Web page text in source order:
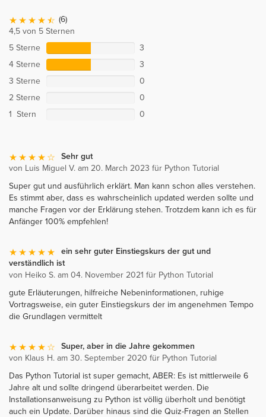
(6)
4,5 von 5 Sternen
5 Sterne
3
4 Sterne
3
3 Sterne
0
2 Sterne
0
1 Stern
0
Sehr gut
von Luis Miguel V. am 20. March 2023 für Python Tutorial
Super gut und ausführlich erklärt. Man kann schon alles verstehen.
Es stimmt aber, dass es wahrscheinlich updated werden sollte und
manche Fragen vor der Erklärung stehen. Trotzdem kann ich es für
Anfänger 100% empfehlen!
ein sehr guter Einstiegskurs der gut und
verständlich ist
von Heiko S. am 04. November 2021 für Python Tutorial
gute Erläuterungen, hilfreiche Nebeninformationen, ruhige
Vortragsweise, ein guter Einstiegskurs der im angenehmen Tempo
die Grundlagen vermittelt
Super, aber in die Jahre gekommen
von Klaus H. am 30. September 2020 für Python Tutorial
Das Python Tutorial ist super gemacht, ABER: Es ist mittlerweile 6
Jahre alt und sollte dringend überarbeitet werden. Die
Installationsanweisung zu Python ist völlig überholt und benötigt
auch ein Update. Darüber hinaus sind die Quiz-Fragen an Stellen